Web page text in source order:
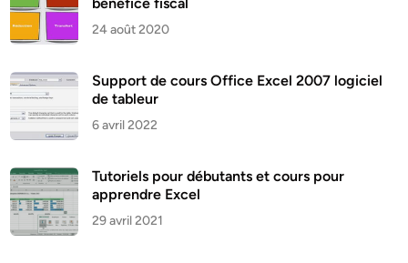
24 août 2020
Support de cours Office Excel 2007 logiciel
de tableur
6 avril 2022
Tutoriels pour débutants et cours pour
apprendre Excel
29 avril 2021